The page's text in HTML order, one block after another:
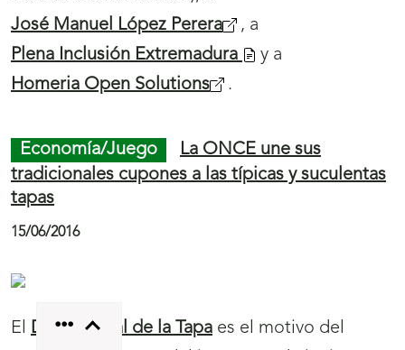
José Manuel López Perera
, a
Plena Inclusión Extremadura
y a
Homeria Open Solutions
.
Economía/Juego
La ONCE une sus
tradicionales cupones a las típicas y suculentas
tapas
15/06/2016
El Día Mundial de la Tapa es el motivo del
Menú
Mostrar